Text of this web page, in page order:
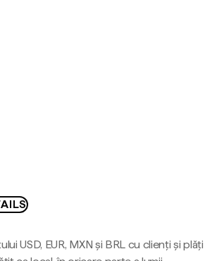
USD, EUR, MXN și BRL cu clienți și